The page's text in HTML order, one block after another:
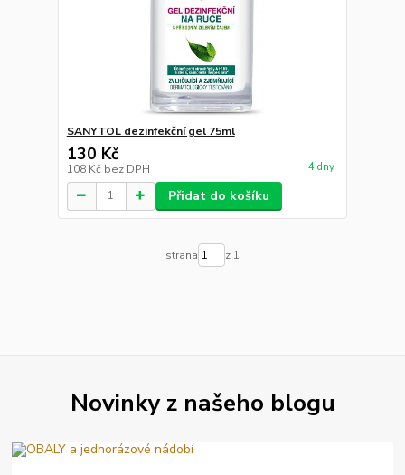
SANYTOL dezinfekční gel 75ml
130 Kč
108 Kč bez DPH 4 dny
Přidat do košíku
strana z 1
Novinky z našeho blogu